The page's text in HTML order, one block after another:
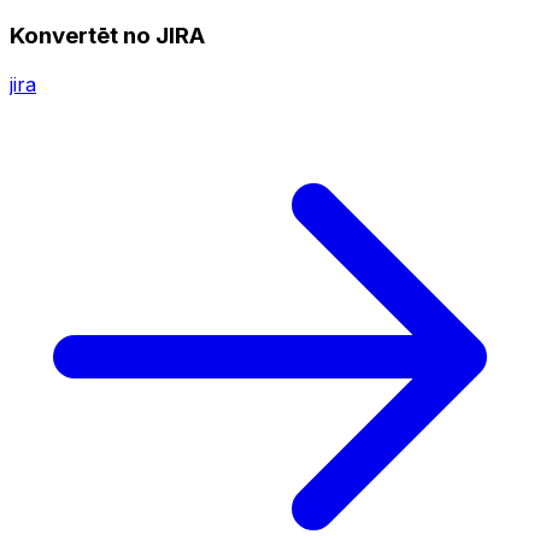
Konvertēt no JIRA
jira